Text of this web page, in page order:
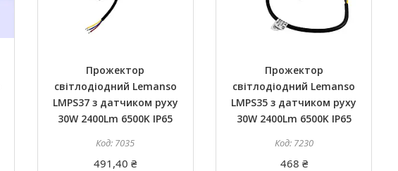
Прожектор
світлодіодний Lemanso
LMPS37 з датчиком руху
30W 2400Lm 6500K IP65
7035
491,40 ₴
Прожектор
світлодіодний Lemanso
LMPS35 з датчиком руху
30W 2400Lm 6500K IP65
7230
468 ₴